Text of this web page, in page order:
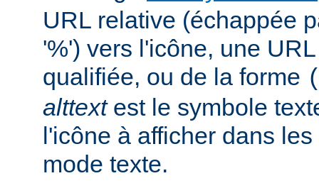
URL relative (échappée
'%') vers l'icône, une
qualifiée, ou de la forme
alttextest le symbole
l'icône à afficher dans
mode texte.